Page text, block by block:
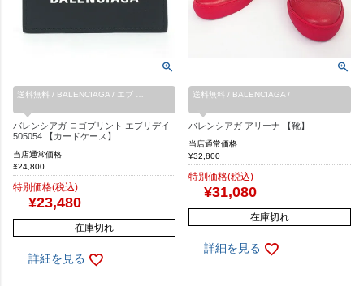
送料無料 / BALENCIAGA / エブ …
バレンシアガ ロゴプリント エブリデイ
505054 【カードケース】
当店通常価格
¥24,800
特別価格(税込)
¥23,480
在庫切れ
詳細を見る
送料無料 / BALENCIAGA /
バレンシアガ アリーナ 【靴】
当店通常価格
¥32,800
特別価格(税込)
¥31,080
在庫切れ
詳細を見る